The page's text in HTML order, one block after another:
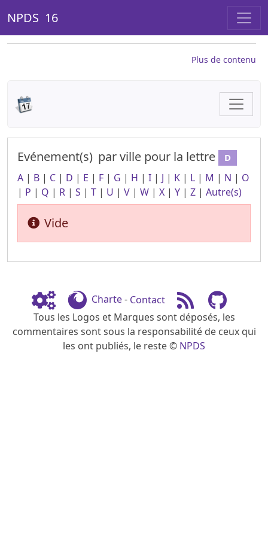
NPDS 16
Plus de contenu
Evénement(s) par ville pour la lettre D
A | B | C | D | E | F | G | H | I | J | K | L | M | N | O
| P | Q | R | S | T | U | V | W | X | Y | Z | Autre(s)
Vide
Charte- Contact
Tous les Logos et Marques sont déposés, les
commentaires sont sous la responsabilité de ceux qui
les ont publiés, le reste © NPDS